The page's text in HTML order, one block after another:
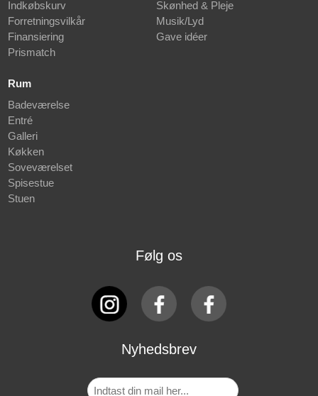
Indkøbskurv
Forretningsvilkår
Finansiering
Prismatch
Skønhed & Pleje
Musik/Lyd
Gave idéer
Rum
Badeværelse
Entré
Galleri
Køkken
Soveværelset
Spisestue
Stuen
Følg os
Nyhedsbrev